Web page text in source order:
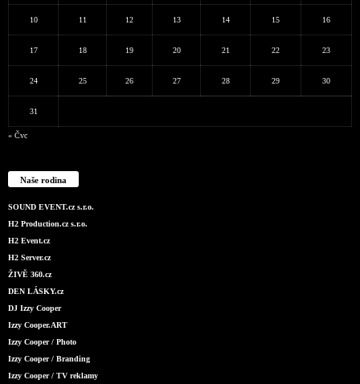
10 11 12 13 14 15 16
17 18 19 20 21 22 23
24 25 26 27 28 29 30
31
« Čvc
Naše rodina
SOUND EVENT.cz s.r.o.
H2 Production.cz s.r.o.
H2 Event.cz
H2 Server.cz
ŽIVĚ 360.cz
DEN LÁSKY.cz
DJ Izzy Cooper
Izzy Cooper.ART
Izzy Cooper / Photo
Izzy Cooper / Branding
Izzy Cooper / TV reklamy